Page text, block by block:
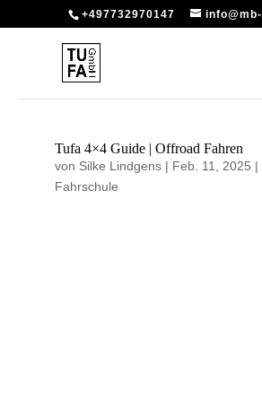
+497732970147
Tufa 4×4 Guide | Offroad Fahren
von Silke Lindgens| Feb. 11, 2025 |
Fahrschule
Tufa 4×4